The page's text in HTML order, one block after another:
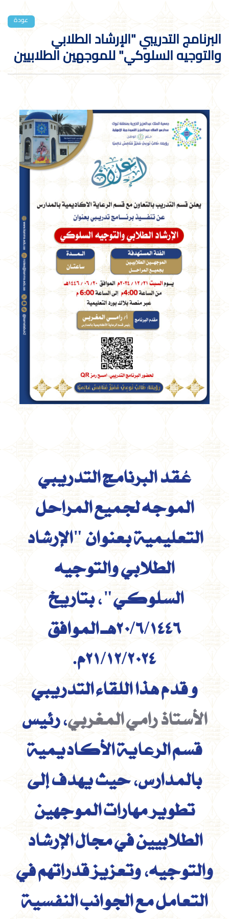
عودة
البرنامج التدريبي "الإرشاد الطلابي
والتوجيه السلوكي" للموجهين الطلابيين
عُقد البرنامج التدريبي
الموجه لجميع المراحل
التعليمية بعنوان "الإرشاد
الطلابي والتوجيه
السلوكي"، بتاريخ
20/6/1446هـ الموافق
21/12/2024م.
و قدم هذا اللقاء التدريبي
الأستاذ رامي المغربي، رئيس
قسم الرعاية الأكاديمية
بالمدارس، حيث يهدف إلى
تطوير مهارات الموجهين
الطلابيين في مجال الإرشاد
والتوجيه، وتعزيز قدراتهم في
التعامل مع الجوانب النفسية